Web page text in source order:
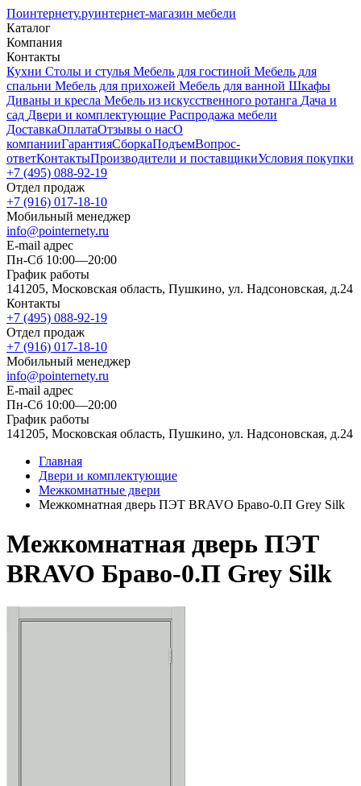
Поинтернету.руинтернет-магазин мебели
Каталог
Компания
Контакты
Кухни Столы и стулья Мебель для гостиной Мебель для
спальни Мебель для прихожей Мебель для ванной Шкафы
Диваны и кресла Мебель из искусственного ротанга Дача и
сад Двери и комплектующие Распродажа мебели
ДоставкаОплатаОтзывы о насО
компанииГарантияСборкаПодъемВопрос-
ответКонтактыПроизводители и поставщикиУсловия покупки
+7 (495) 088-92-19
Отдел продаж
+7 (916) 017-18-10
Мобильный менеджер
info@pointernety.ru
E-mail адрес
Пн-Сб 10:00—20:00
График работы
141205, Московская область, Пушкино, ул. Надсоновская, д.24
Контакты
+7 (495) 088-92-19
Отдел продаж
+7 (916) 017-18-10
Мобильный менеджер
info@pointernety.ru
E-mail адрес
Пн-Сб 10:00—20:00
График работы
141205, Московская область, Пушкино, ул. Надсоновская, д.24
Главная
Двери и комплектующие
Межкомнатные двери
Межкомнатная дверь ПЭТ BRAVO Браво-0.П Grey Silk
Межкомнатная дверь ПЭТ
BRAVO Браво-0.П Grey Silk